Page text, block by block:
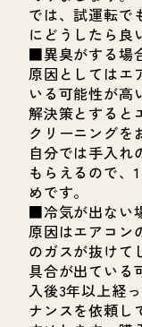
では、試運転で
にどうしたら良
■異臭がする場
原因としてはエ
いる可能性が高
解決策とすると
クリーニングを
自分では手入れ
もらえるので、
めです。
■冷気が出ない
原因はエアコン
のガスが抜けて
具合が出ている
入後3年以上経
ナンスを依頼し